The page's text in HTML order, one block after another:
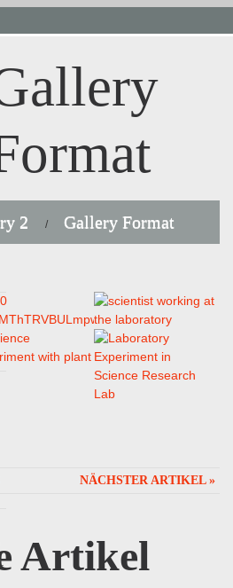
2 Gallery Format
NÄCHSTER ARTIKEL »
.
Artikel